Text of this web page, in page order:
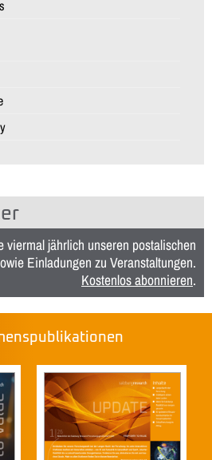
viermal jährlich unseren postalischen
Einladungen zu Veranstaltungen.
Kostenlos abonnieren.